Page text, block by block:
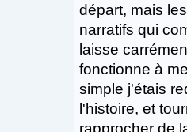
départ, mais
narratifs qui
laisse
fonctionne à
simple j'étais
l'histoire, et
rapprocher de